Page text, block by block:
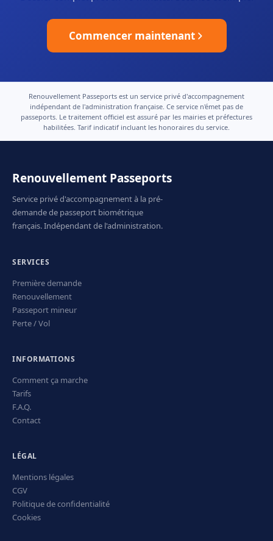
Commencer maintenant
Renouvellement Passeports est un service privé d'accompagnement
indépendant de l'administration française. Ce service n'émet pas de
passeports. Le traitement officiel est assuré par les mairies et préfectures
habilitées. Tarif indicatif incluant les honoraires du service.
Renouvellement Passeports
Service privé d'accompagnement à la pré-
demande de passeport biométrique
français. Indépendant de l'administration.
SERVICES
Première demande
Renouvellement
Passeport mineur
Perte / Vol
INFORMATIONS
Comment ça marche
Tarifs
F.A.Q.
Contact
LÉGAL
Mentions légales
CGV
Politique de confidentialité
Cookies